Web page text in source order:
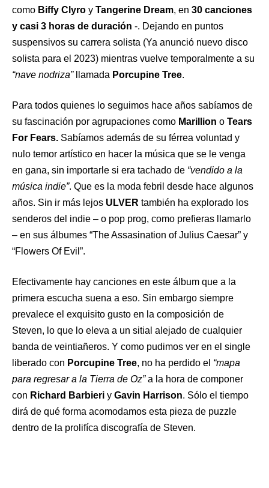
como Biffy Clyro y Tangerine Dream, en 30 canciones
y casi 3 horas de duración -. Dejando en puntos
suspensivos su carrera solista (Ya anunció nuevo disco
solista para el 2023) mientras vuelve temporalmente a su
“nave nodriza”llamada Porcupine Tree.
Para todos quienes lo seguimos hace años sabíamos de
su fascinación por agrupaciones como Marillion o Tears
For Fears. Sabíamos además de su férrea voluntad y
nulo temor artístico en hacer la música que se le venga
en gana, sin importarle si era tachado de “vendido a la
música indie”. Que es la moda febril desde hace algunos
años. Sin ir más lejos ULVER también ha explorado los
senderos del indie – o pop prog, como prefieras llamarlo
– en sus álbumes “The Assasination of Julius Caesar” y
“Flowers Of Evil”.
Efectivamente hay canciones en este álbum que a la
primera escucha suena a eso. Sin embargo siempre
prevalece el exquisito gusto en la composición de
Steven, lo que lo eleva a un sitial alejado de cualquier
banda de veintiañeros. Y como pudimos ver en el single
liberado con Porcupine Tree, no ha perdido el “mapa
para regresar a la Tierra de Oz”a la hora de componer
con Richard Barbieri y Gavin Harrison. Sólo el tiempo
dirá de qué forma acomodamos esta pieza de puzzle
dentro de la prolifíca discografía de Steven.